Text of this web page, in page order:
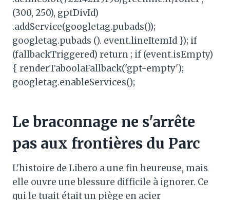
(300, 250), gptDivId)
.addService(googletag.pubads());
googletag.pubads (). event.lineItemId }); if
(fallbackTriggered) return ; if (event.isEmpty)
{ renderTaboolaFallback('gpt-empty');
googletag.enableServices();
Le braconnage ne s'arrête
pas aux frontières du Parc
L'histoire de Libero a une fin heureuse, mais
elle ouvre une blessure difficile à ignorer. Ce
qui le tuait était un piège en acier